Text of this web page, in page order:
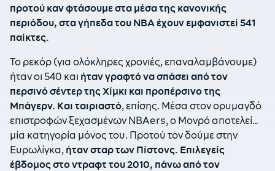
προτού καν φτάσουμε στα μέσα της κανονικής
περιόδου, στα γήπεδα του ΝΒΑ έχουν εμφανιστεί 541
παίκτες.
Το ρεκόρ (για ολόκληρες χρονιές, επαναλαμβάνουμε)
ήταν οι 540 και ήταν γραφτό να σπάσει από τον
περσινό σέντερ της Χίμκι και προπέρσινο της
Μπάγερν. Και ταιριαστό, επίσης. Μέσα στον ορυμαγδό
επιστροφών ξεχασμένων ΝΒΑers, ο Μονρό αποτελεί…
μία κατηγορία μόνος του. Προτού τον δούμε στην
Ευρωλίγκα, ήταν σταρ των Πίστονς. Επιλεγείς
έβδομος στο ντραφτ του 2010, πάνω από τον